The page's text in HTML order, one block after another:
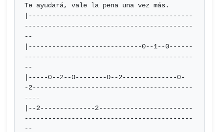
Te ayudará, vale la pena una vez más.
|------------------------------------------
-------------------------------------------
--
|-----------------------------0--1--0------
-------------------------------------------
--
|-----0--2--0--------0--2--------------0-
-2-----------------------------------------
----
|--2--------------2------------------------
-------------------------------------------
--